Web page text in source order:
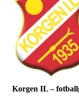
Korgen IL –